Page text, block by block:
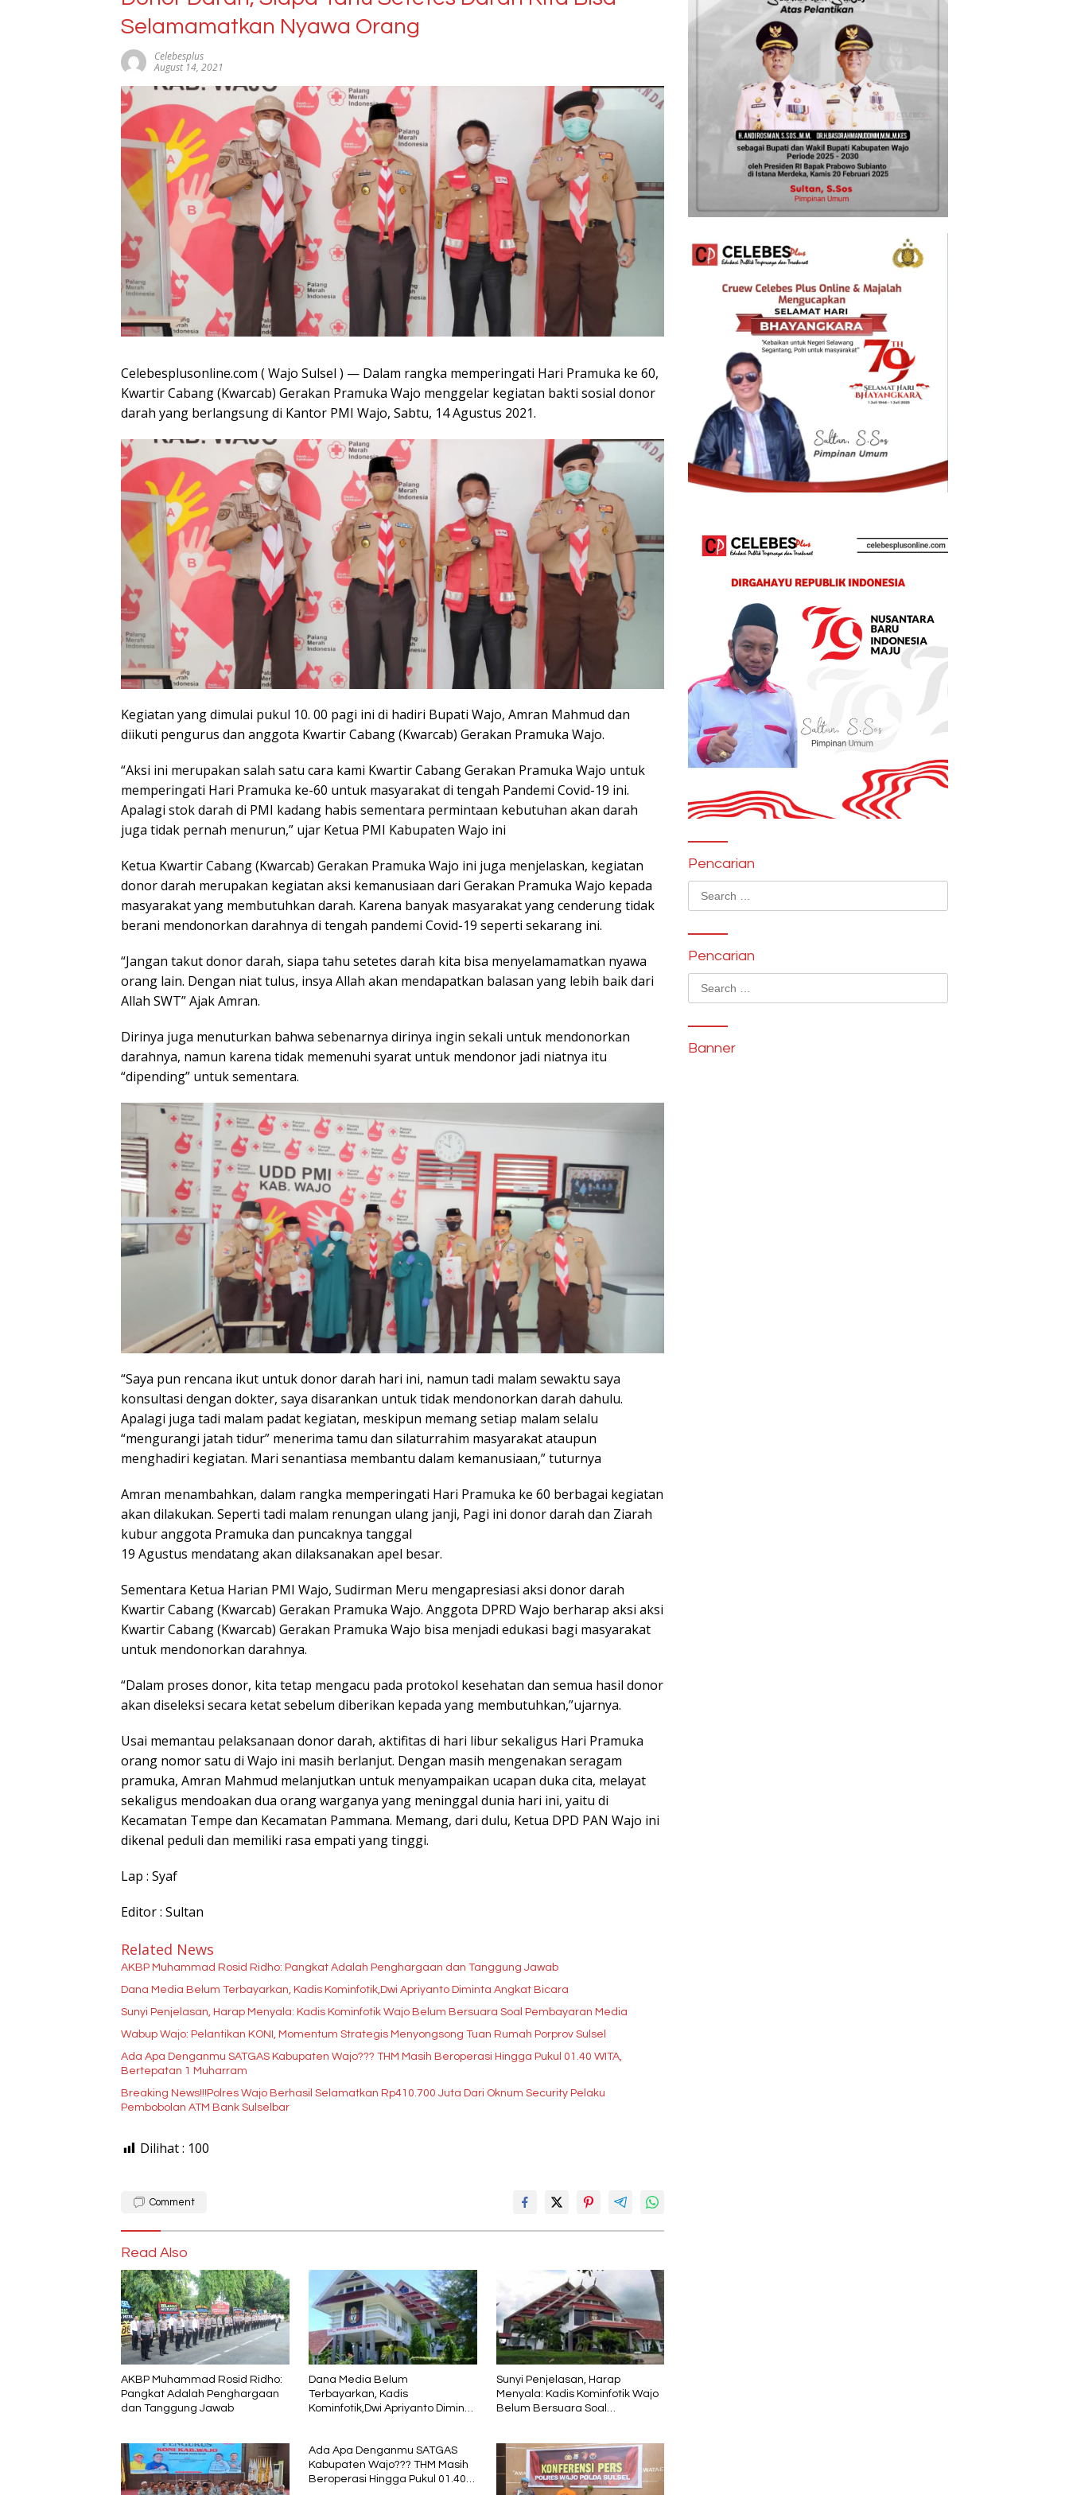
Selamamatkan Nyawa Orang
Celebesplus
August 14, 2021
Celebesplusonline.com ( Wajo Sulsel ) — Dalam rangka memperingati Hari Pramuka ke 60,
Kwartir Cabang (Kwarcab) Gerakan Pramuka Wajo menggelar kegiatan bakti sosial donor
darah yang berlangsung di Kantor PMI Wajo, Sabtu, 14 Agustus 2021.
Kegiatan yang dimulai pukul 10. 00 pagi ini di hadiri Bupati Wajo, Amran Mahmud dan
diikuti pengurus dan anggota Kwartir Cabang (Kwarcab) Gerakan Pramuka Wajo.
“Aksi ini merupakan salah satu cara kami Kwartir Cabang Gerakan Pramuka Wajo untuk
memperingati Hari Pramuka ke-60 untuk masyarakat di tengah Pandemi Covid-19 ini.
Apalagi stok darah di PMI kadang habis sementara permintaan kebutuhan akan darah
juga tidak pernah menurun,” ujar Ketua PMI Kabupaten Wajo ini
Ketua Kwartir Cabang (Kwarcab) Gerakan Pramuka Wajo ini juga menjelaskan, kegiatan
donor darah merupakan kegiatan aksi kemanusiaan dari Gerakan Pramuka Wajo kepada
masyarakat yang membutuhkan darah. Karena banyak masyarakat yang cenderung tidak
berani mendonorkan darahnya di tengah pandemi Covid-19 seperti sekarang ini.
“Jangan takut donor darah, siapa tahu setetes darah kita bisa menyelamamatkan nyawa
orang lain. Dengan niat tulus, insya Allah akan mendapatkan balasan yang lebih baik dari
Allah SWT” Ajak Amran.
Dirinya juga menuturkan bahwa sebenarnya dirinya ingin sekali untuk mendonorkan
darahnya, namun karena tidak memenuhi syarat untuk mendonor jadi niatnya itu
“dipending” untuk sementara.
“Saya pun rencana ikut untuk donor darah hari ini, namun tadi malam sewaktu saya
konsultasi dengan dokter, saya disarankan untuk tidak mendonorkan darah dahulu.
Apalagi juga tadi malam padat kegiatan, meskipun memang setiap malam selalu
“mengurangi jatah tidur” menerima tamu dan silaturrahim masyarakat ataupun
menghadiri kegiatan. Mari senantiasa membantu dalam kemanusiaan,” tuturnya
Amran menambahkan, dalam rangka memperingati Hari Pramuka ke 60 berbagai kegiatan
akan dilakukan. Seperti tadi malam renungan ulang janji, Pagi ini donor darah dan Ziarah
kubur anggota Pramuka dan puncaknya tanggal
19 Agustus mendatang akan dilaksanakan apel besar.
Sementara Ketua Harian PMI Wajo, Sudirman Meru mengapresiasi aksi donor darah
Kwartir Cabang (Kwarcab) Gerakan Pramuka Wajo. Anggota DPRD Wajo berharap aksi aksi
Kwartir Cabang (Kwarcab) Gerakan Pramuka Wajo bisa menjadi edukasi bagi masyarakat
untuk mendonorkan darahnya.
“Dalam proses donor, kita tetap mengacu pada protokol kesehatan dan semua hasil donor
akan diseleksi secara ketat sebelum diberikan kepada yang membutuhkan,”ujarnya.
Usai memantau pelaksanaan donor darah, aktifitas di hari libur sekaligus Hari Pramuka
orang nomor satu di Wajo ini masih berlanjut. Dengan masih mengenakan seragam
pramuka, Amran Mahmud melanjutkan untuk menyampaikan ucapan duka cita, melayat
sekaligus mendoakan dua orang warganya yang meninggal dunia hari ini, yaitu di
Kecamatan Tempe dan Kecamatan Pammana. Memang, dari dulu, Ketua DPD PAN Wajo ini
dikenal peduli dan memiliki rasa empati yang tinggi.
Lap : Syaf
Editor : Sultan
Related News
AKBP Muhammad Rosid Ridho: Pangkat Adalah Penghargaan dan Tanggung Jawab
Dana Media Belum Terbayarkan, Kadis Kominfotik,Dwi Apriyanto Diminta Angkat Bicara
Sunyi Penjelasan, Harap Menyala: Kadis Kominfotik Wajo Belum Bersuara Soal Pembayaran Media
Wabup Wajo: Pelantikan KONI, Momentum Strategis Menyongsong Tuan Rumah Porprov Sulsel
Ada Apa Denganmu SATGAS Kabupaten Wajo??? THM Masih Beroperasi Hingga Pukul 01.40 WITA,
Bertepatan 1 Muharram
Breaking News!!!Polres Wajo Berhasil Selamatkan Rp410.700 Juta Dari Oknum Security Pelaku
Pembobolan ATM Bank Sulselbar
Dilihat : 100
Comment
Read Also
AKBP Muhammad Rosid Ridho:
Pangkat Adalah Penghargaan
dan Tanggung Jawab
Dana Media Belum
Terbayarkan, Kadis
Kominfotik,Dwi Apriyanto Diminta
Sunyi Penjelasan, Harap
Menyala: Kadis Kominfotik Wajo
Belum Bersuara Soal
Ada Apa Denganmu SATGAS
Kabupaten Wajo??? THM Masih
Beroperasi Hingga Pukul 01.40
Pencarian
Pencarian
Banner